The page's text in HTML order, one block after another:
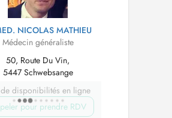
NICOLAS MATHIEU
Médecin généraliste
50, Route Du Vin,
5447 Schwebsange
de disponibilités en ligne
pour prendre RDV